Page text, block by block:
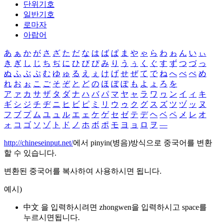
단위기호
일반기호
로마자
아랍어
あ ぁ か が さ ざ た だ な は ば ぱ ま や ゃ ら わ ゎ ん い ぃ
き ぎ し じ ち ぢ に ひ び ぴ み り う ぅ く ぐ す ず つ づ っ
ぬ ふ ぶ ぷ む ゆ ゅ る え ぇ け げ せ ぜ て で ね へ べ ぺ め
れ お ぉ こ ご そ ぞ と ど の ほ ぼ ぽ も よ ょ ろ を
ア ァ カ サ ザ タ ダ ナ ハ バ パ マ ヤ ャ ラ ワ ヮ ン イ ィ キ
ギ シ ジ チ ヂ ニ ヒ ビ ピ ミ リ ウ ゥ ク グ ス ズ ツ ヅ ッ ヌ
フ ブ プ ム ユ ュ ル エ ェ ケ ゲ セ ゼ テ デ ヘ ベ ペ メ レ オ
ォ コ ゴ ソ ゾ ト ド ノ ホ ボ ポ モ ヨ ョ ロ ヲ ―
http://chineseinput.net/에서 pinyin(병음)방식으로 중국어를 변환
할 수 있습니다.
변환된 중국어를 복사하여 사용하시면 됩니다.
예시)
中文 을 입력하시려면 zhongwen을 입력하시고 space를
누르시면됩니다.